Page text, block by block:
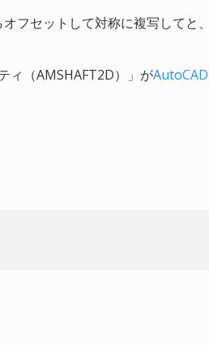
フセットして対称に複写してと、
ィ（AMSHAFT2D）」がAutoCAD